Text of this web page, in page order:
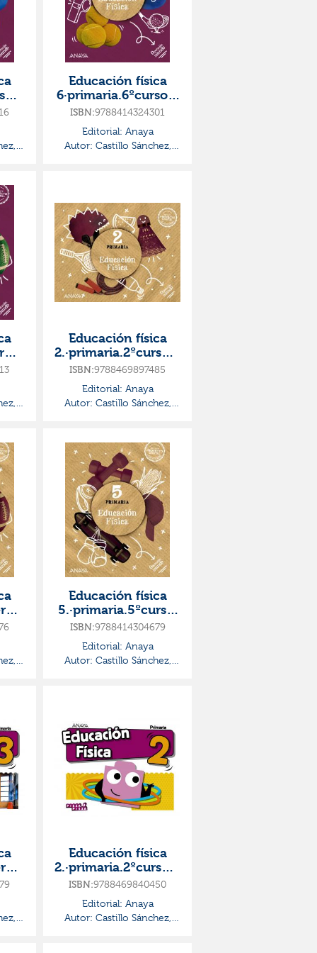
Educación física
6·primaria.6ºcurso·o
peración mundo
ISBN:9788414324301
Editorial: Anaya
Autor: Castillo Sánchez,
Educación física
2.·primaria.2ºcurso·o
peración mundo
ISBN:9788469897485
Editorial: Anaya
Autor: Castillo Sánchez,
Educación física
5.·primaria.5ºcurso·
operación mundo
ISBN:9788414304679
Editorial: Anaya
Autor: Castillo Sánchez,
Educación física
2.·primaria.2ºcurso·p
ieza a pieza
ISBN:9788469840450
Editorial: Anaya
Autor: Castillo Sánchez,